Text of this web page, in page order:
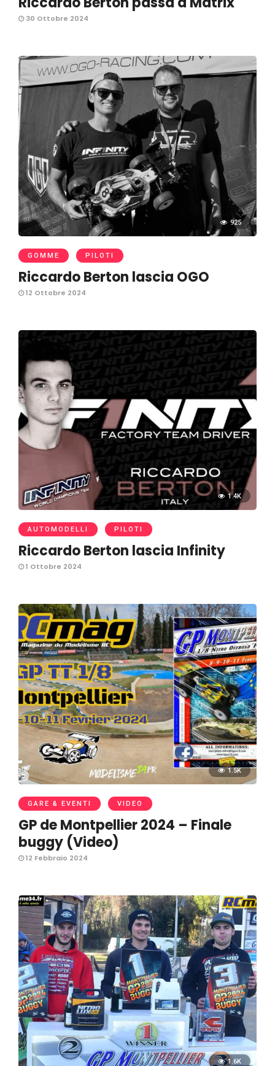
30 Ottobre 2024
925
GOMME PILOTI
Riccardo Berton lascia OGO
12 Ottobre 2024
1.4K
AUTOMODELLI PILOTI
Riccardo Berton lascia Infinity
1 Ottobre 2024
1.5K
GARE & EVENTI VIDEO
GP de Montpellier 2024 – Finale
buggy (Video)
12 Febbraio 2024
1.6K